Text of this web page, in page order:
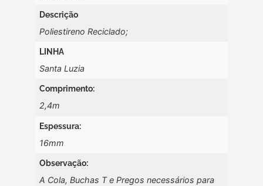
Descrição
Poliestireno Reciclado;
LINHA
Santa Luzia
Comprimento:
2,4m
Espessura:
16mm
Observação:
A Cola, Buchas T e Pregos necessários para